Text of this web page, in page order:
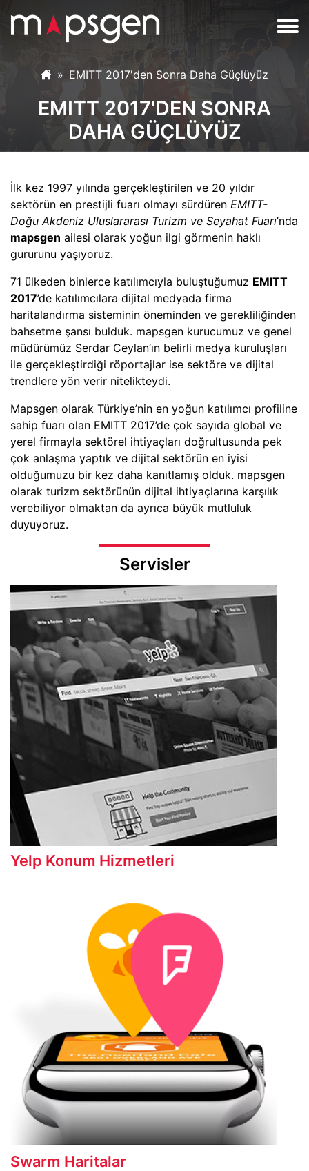
EMITT 2017'den Sonra Daha Güçlüyüz
EMITT 2017'DEN SONRA
DAHA GÜÇLÜYÜZ
Servisler
Yelp Konum Hizmetleri
Swarm Haritalar
İlk kez 1997 yılında gerçekleştirilen ve 20 yıldır
sektörün en prestijli fuarı olmayı sürdüren EMITT-
Doğu Akdeniz Uluslararası Turizm ve Seyahat Fuarı’nda
mapsgen ailesi olarak yoğun ilgi görmenin haklı
gururunu yaşıyoruz.
71 ülkeden binlerce katılımcıyla buluştuğumuz EMITT
2017’de katılımcılara dijital medyada firma
haritalandırma sisteminin öneminden ve gerekliliğinden
bahsetme şansı bulduk. mapsgen kurucumuz ve genel
müdürümüz Serdar Ceylan’ın belirli medya kuruluşları
ile gerçekleştirdiği röportajlar ise sektöre ve dijital
trendlere yön verir nitelikteydi.
Mapsgen olarak Türkiye’nin en yoğun katılımcı profiline
sahip fuarı olan EMITT 2017’de çok sayıda global ve
yerel firmayla sektörel ihtiyaçları doğrultusunda pek
çok anlaşma yaptık ve dijital sektörün en iyisi
olduğumuzu bir kez daha kanıtlamış olduk. mapsgen
olarak turizm sektörünün dijital ihtiyaçlarına karşılık
verebiliyor olmaktan da ayrıca büyük mutluluk
duyuyoruz.